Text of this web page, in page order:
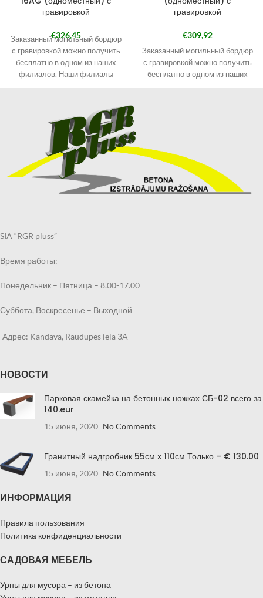
гравировкой
€326,45
Заказанный могильный бордюр
с гравировкой можно получить
бесплатно в одном из наших
филиалов. Наши филиалы
При оформлении заказа
выберите «Самовывоз в
Кандаве» и в примечаниях
укажите филиал, в котором
хотите получить могильный
бордюр.
Получить заказанный
могильный бордюр по
Срок выполнения заказа 2
гравировкой
€309,92
Заказанный могильный бордюр
с гравировкой можно получить
бесплатно в одном из наших
укажите филиал, в котором
хотите получить могильный
бордюр.
Получить заказанный
SIA “RGR pluss”
Время работы:
Понедельник – Пятница – 8.00-17.00
Суббота, Воскресенье – Выходной
Адрес: Kandava, Raudupes iela 3A
НОВОСТИ
Парковая скамейка на бетонных ножках СБ-02 всего за
140.eur
15 июня, 2020 No Comments
Гранитный надгробник 55см x 110см Только – € 130.00
15 июня, 2020 No Comments
ИНФОРМАЦИЯ
Правила пользования
Политика конфиденциальности
САДОВАЯ МЕБЕЛЬ
Урны для мусора – из бетона